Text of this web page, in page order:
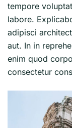
tempore
labore.
adipisci
aut. In in
enim quod
consectetur